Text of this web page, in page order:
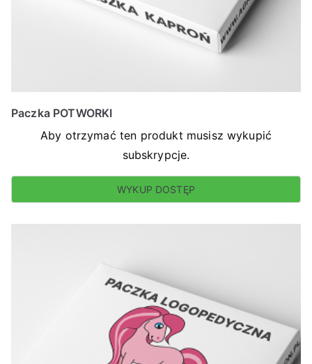
Paczka POTWORKI
Aby otrzymać ten produkt musisz wykupić
subskrypcje.
WYKUP DOSTĘP